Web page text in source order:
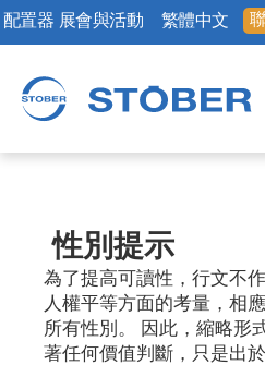
配置器 展會與活動 繁體中文
性別提示
為了提高可讀性，行文不
人權平等方面的考量，相
所有性別。 因此，縮略形
著任何價值判斷，只是出